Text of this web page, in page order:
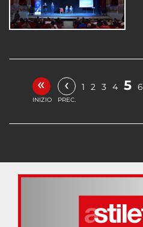
«
INIZIO
‹
PREC.
1 2 3 4 5 6